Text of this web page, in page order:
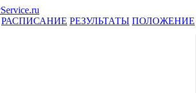
РАСПИСАНИЕ РЕЗУЛЬТАТЫ ПОЛОЖЕНИЕ